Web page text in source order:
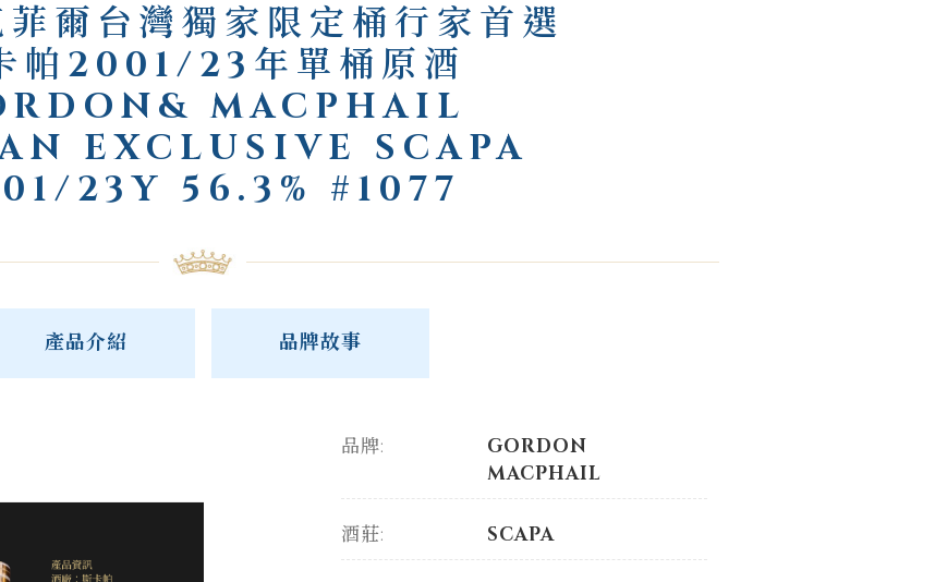
爾台灣獨家限定桶行家首選
帕2001/23年單桶原酒
MACPHAIL
EXCLUSIVE SCAPA
23Y 56.3% #1077
產品介紹 品牌故事
品牌:
GORDON
MACPHAIL
酒莊: SCAPA